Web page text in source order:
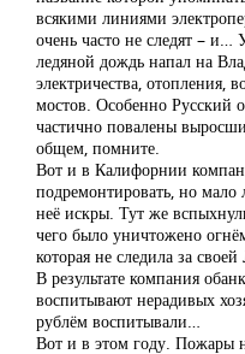
всякими линиями
очень часто не следят – и…
ледяной дождь напал на
электричества, отопления,
мостов. Особенно Русский
частично повалены
общем, помните.
Вот и в Калифорнии
подремонтировать, но
неё искры. Тут же
чего было уничтожено
которая не следила за
В результате компания
воспитывают нерадивых
рублём воспитывали…
Вот и в этом году. Пожары